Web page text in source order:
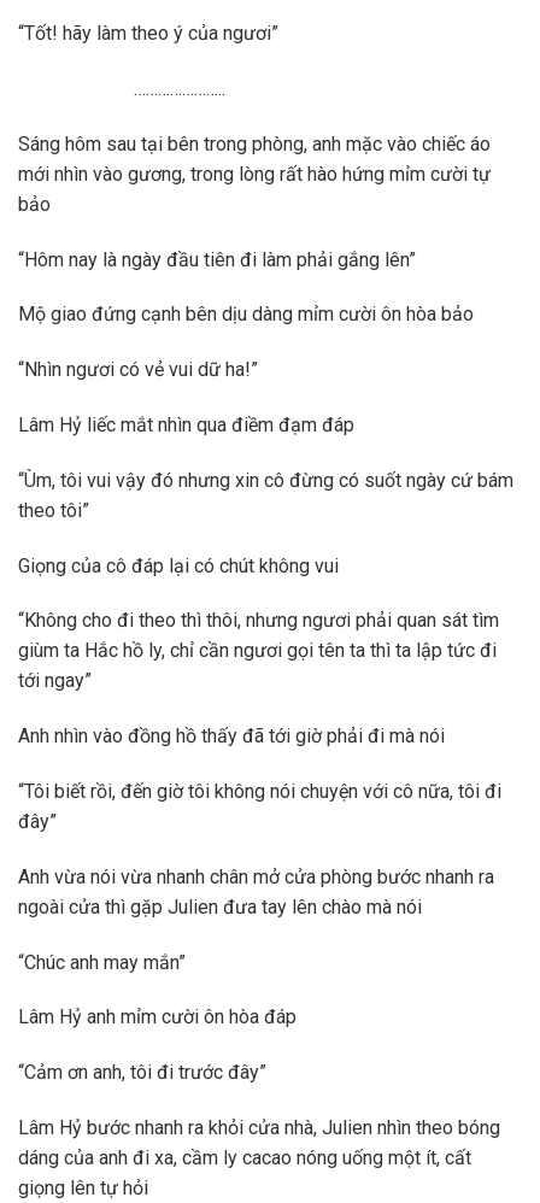
“Tốt! hãy làm theo ý của ngươi”
…………………..
Sáng hôm sau tại bên trong phòng, anh mặc vào chiếc áo
mới nhìn vào gương, trong lòng rất hào hứng mỉm cười tự
bảo
“Hôm nay là ngày đầu tiên đi làm phải gắng lên”
Mộ giao đứng cạnh bên dịu dàng mỉm cười ôn hòa bảo
“Nhìn ngươi có vẻ vui dữ ha!”
Lâm Hỷ liếc mắt nhìn qua điềm đạm đáp
“Ùm, tôi vui vậy đó nhưng xin cô đừng có suốt ngày cứ bám
theo tôi”
Giọng của cô đáp lại có chút không vui
“Không cho đi theo thì thôi, nhưng ngươi phải quan sát tìm
giùm ta Hắc hồ ly, chỉ cần ngươi gọi tên ta thì ta lập tức đi
tới ngay”
Anh nhìn vào đồng hồ thấy đã tới giờ phải đi mà nói
“Tôi biết rồi, đến giờ tôi không nói chuyện với cô nữa, tôi đi
đây”
Anh vừa nói vừa nhanh chân mở cửa phòng bước nhanh ra
ngoài cửa thì gặp Julien đưa tay lên chào mà nói
“Chúc anh may mắn”
Lâm Hỷ anh mỉm cười ôn hòa đáp
“Cảm ơn anh, tôi đi trước đây”
Lâm Hỷ bước nhanh ra khỏi cửa nhà, Julien nhìn theo bóng
dáng của anh đi xa, cầm ly cacao nóng uống một ít, cất
giọng lên tự hỏi